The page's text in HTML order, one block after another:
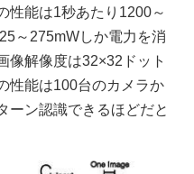
性能は1秒あたり1200～
～275mWしか電力を消
像解像度は32×32ドット
性能は100台のカメラか
ーン認識できるほどだと